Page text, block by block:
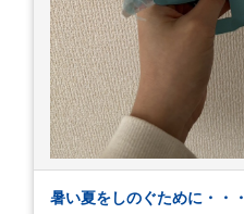
暑い夏をしのぐために・・・